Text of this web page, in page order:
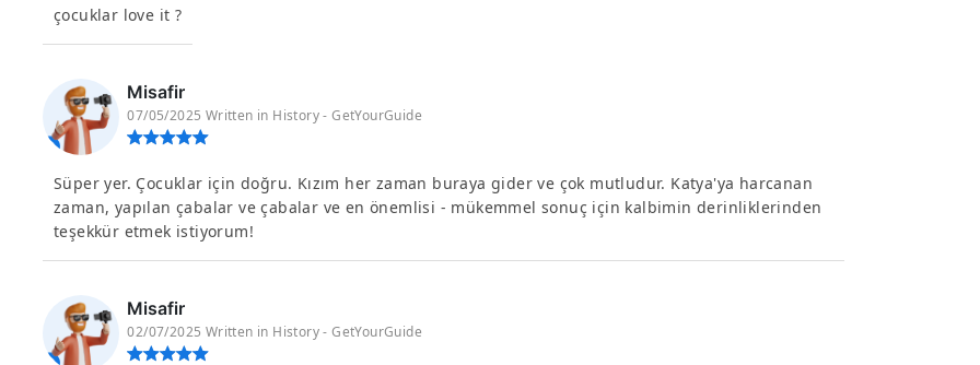
çocuklar love it ?
Misafir
07/05/2025 Written in History - GetYourGuide
Süper yer. Çocuklar için doğru. Kızım her zaman buraya gider ve çok mutludur. Katya'ya harcanan
zaman, yapılan çabalar ve çabalar ve en önemlisi - mükemmel sonuç için kalbimin derinliklerinden
teşekkür etmek istiyorum!
Misafir
02/07/2025 Written in History - GetYourGuide